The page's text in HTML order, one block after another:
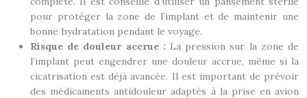
pour protéger la zone de l’implant et de maintenir une
bonne hydratation pendant le voyage.
Risque de douleur accrue : La pression sur la zone de
l’implant peut engendrer une douleur accrue, même si la
cicatrisation est déjà avancée. Il est important de prévoir
des médicaments antidouleur adaptés à la prise en avion